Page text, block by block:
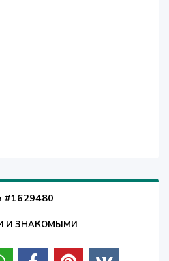
#1629480
И ЗНАКОМЫМИ